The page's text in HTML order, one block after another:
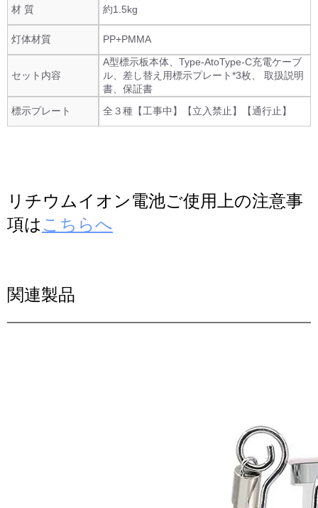
材 質 約1.5kg
灯体材質 PP+PMMA
セット内容
A型標示板本体、Type-AtoType-C充電ケーブ
ル、差し替え用標示プレート*3枚、 取扱説明
書、保証書
標示プレート
全３種【工事中】【立入禁止】【通行止】
リチウムイオン電池ご使用上の注意事
項は こちらへ
関連製品